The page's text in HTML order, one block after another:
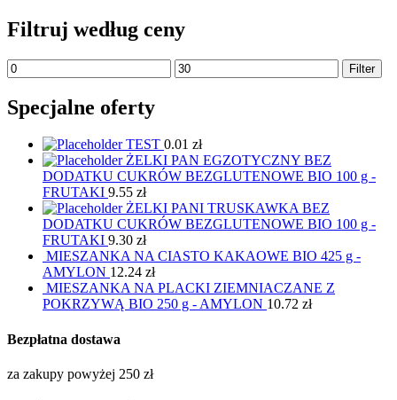
Filtruj według ceny
Filter
Specjalne oferty
TEST 0.01 zł
ŻELKI PAN EGZOTYCZNY BEZ
DODATKU CUKRÓW BEZGLUTENOWE BIO 100 g -
FRUTAKI 9.55 zł
ŻELKI PANI TRUSKAWKA BEZ
DODATKU CUKRÓW BEZGLUTENOWE BIO 100 g -
FRUTAKI 9.30 zł
MIESZANKA NA CIASTO KAKAOWE BIO 425 g -
AMYLON 12.24 zł
MIESZANKA NA PLACKI ZIEMNIACZANE Z
POKRZYWĄ BIO 250 g - AMYLON 10.72 zł
Bezpłatna dostawa
za zakupy powyżej 250 zł